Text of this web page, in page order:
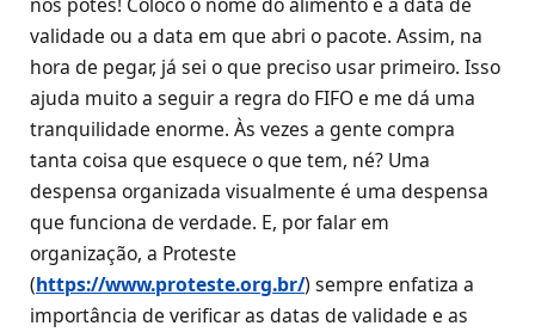
validade ou a data em que abri o pacote. Assim, na
hora de pegar, já sei o que preciso usar primeiro. Isso
ajuda muito a seguir a regra do FIFO e me dá uma
tranquilidade enorme. Às vezes a gente compra
tanta coisa que esquece o que tem, né? Uma
despensa organizada visualmente é uma despensa
que funciona de verdade. E, por falar em
organização, a Proteste
(https://www.proteste.org.br/) sempre enfatiza a
importância de verificar as datas de validade e as